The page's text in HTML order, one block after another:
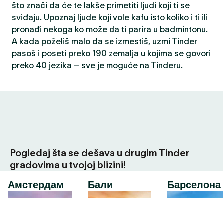
što znači da će te lakše primetiti ljudi koji ti se
sviđaju. Upoznaj ljude koji vole kafu isto koliko i ti ili
pronađi nekoga ko može da ti parira u badmintonu.
A kada poželiš malo da se izmestiš, uzmi Tinder
pasoš i poseti preko 190 zemalja u kojima se govori
preko 40 jezika – sve je moguće na Tinderu.
Pogledaj šta se dešava u drugim Tinder
gradovima u tvojoj blizini!
Амстердам
Бали Барселона